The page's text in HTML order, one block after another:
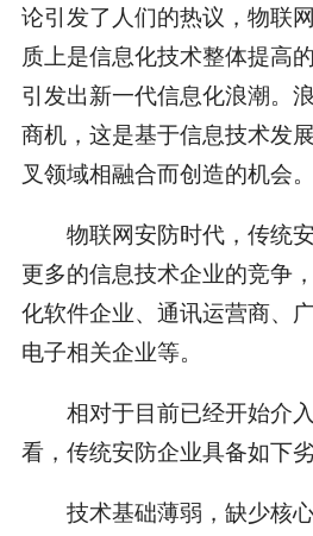
论引发了人们的热议，物联
质上是信息化技术整体提高
引发出新一代信息化浪潮。
商机，这是基于信息技术发
叉领域相融合而创造的机会。
物联网安防时代，传统
更多的信息技术企业的竞争
化软件企业、通讯运营商、
电子相关企业等。
相对于目前已经开始介
看，传统安防企业具备如下
技术基础薄弱，缺少核